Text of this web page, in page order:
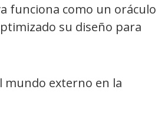
funciona como un oráculo
su diseño para
mundo externo en la